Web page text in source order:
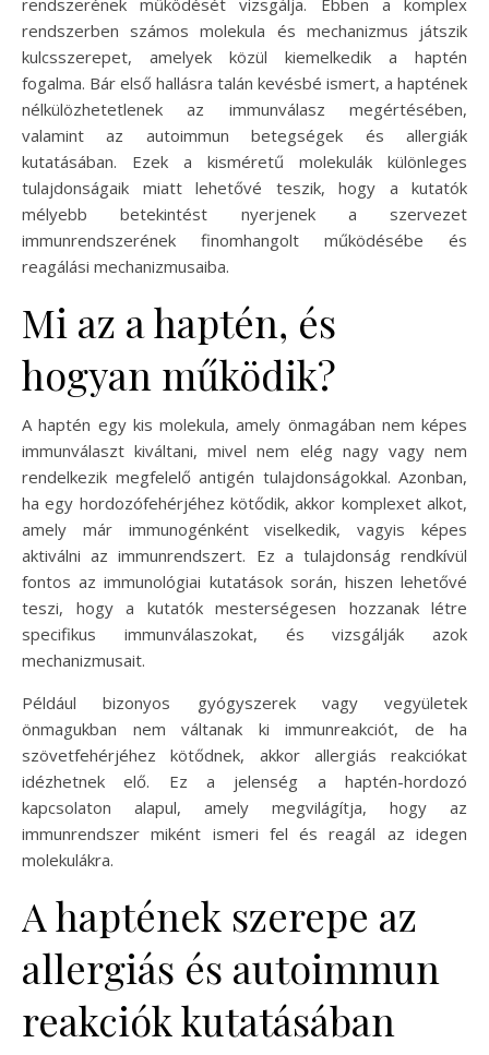
rendszerének működését vizsgálja. Ebben a komplex
rendszerben számos molekula és mechanizmus játszik
kulcsszerepet, amelyek közül kiemelkedik a haptén
fogalma. Bár első hallásra talán kevésbé ismert, a haptének
nélkülözhetetlenek az immunválasz megértésében,
valamint az autoimmun betegségek és allergiák
kutatásában. Ezek a kisméretű molekulák különleges
tulajdonságaik miatt lehetővé teszik, hogy a kutatók
mélyebb betekintést nyerjenek a szervezet
immunrendszerének finomhangolt működésébe és
reagálási mechanizmusaiba.
Mi az a haptén, és
hogyan működik?
A haptén egy kis molekula, amely önmagában nem képes
immunválaszt kiváltani, mivel nem elég nagy vagy nem
rendelkezik megfelelő antigén tulajdonságokkal. Azonban,
ha egy hordozófehérjéhez kötődik, akkor komplexet alkot,
amely már immunogénként viselkedik, vagyis képes
aktiválni az immunrendszert. Ez a tulajdonság rendkívül
fontos az immunológiai kutatások során, hiszen lehetővé
teszi, hogy a kutatók mesterségesen hozzanak létre
specifikus immunválaszokat, és vizsgálják azok
mechanizmusait.
Például bizonyos gyógyszerek vagy vegyületek
önmagukban nem váltanak ki immunreakciót, de ha
szövetfehérjéhez kötődnek, akkor allergiás reakciókat
idézhetnek elő. Ez a jelenség a haptén-hordozó
kapcsolaton alapul, amely megvilágítja, hogy az
immunrendszer miként ismeri fel és reagál az idegen
molekulákra.
A haptének szerepe az
allergiás és autoimmun
reakciók kutatásában